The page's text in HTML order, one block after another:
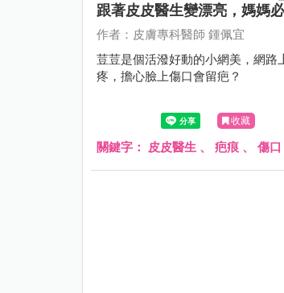
跟著皮皮醫生變漂亮，媽媽
作者：皮膚專科醫師 鍾佩宜
荳荳是個活潑好動的小網美，網
疼，擔心臉上傷口會留疤？
收藏
關鍵字： 皮皮醫生 、 疤痕 、 傷口